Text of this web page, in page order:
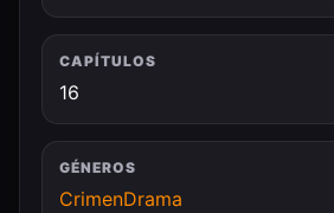
CAPÍTULOS
16
GÉNEROS
CrimenDrama